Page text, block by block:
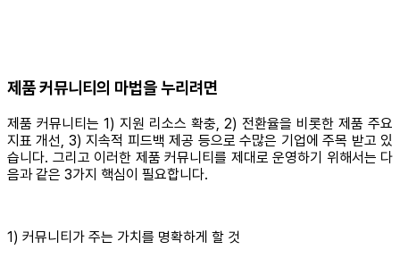
제품 커뮤니티의 마법을 누리려면
제품 커뮤니티는 1) 지원 리소스 확충, 2) 전환율을 비롯한 제품 주요
지표 개선, 3) 지속적 피드백 제공 등으로 수많은 기업에 주목 받고 있
습니다. 그리고 이러한 제품 커뮤니티를 제대로 운영하기 위해서는 다
음과 같은 3가지 핵심이 필요합니다.
1) 커뮤니티가 주는 가치를 명확하게 할 것